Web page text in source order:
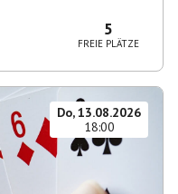
5
FREIE PLÄTZE
Do, 13.08.2026
18:00